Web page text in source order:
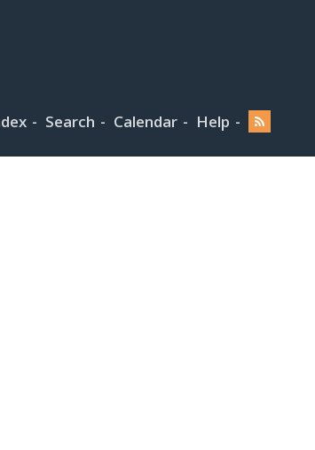
Search Calendar Help